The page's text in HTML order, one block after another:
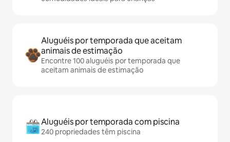
Aluguéis por temporada que aceitam
animais de estimação
Encontre 100 aluguéis por temporada que
aceitam animais de estimação
Aluguéis por temporada com piscina
240 propriedades têm piscina